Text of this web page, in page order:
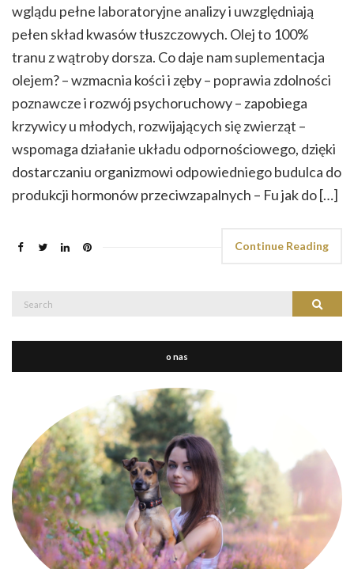
wglądu pełne laboratoryjne analizy i uwzględniają
pełen skład kwasów tłuszczowych. Olej to 100%
tranu z wątroby dorsza. Co daje nam suplementacja
olejem? – wzmacnia kości i zęby – poprawia zdolności
poznawcze i rozwój psychoruchowy – zapobiega
krzywicy u młodych, rozwijających się zwierząt –
wspomaga działanie układu odpornościowego, dzięki
dostarczaniu organizmowi odpowiedniego budulca do
produkcji hormonów przeciwzapalnych – Fu jak do […]
Continue Reading
Search
o nas